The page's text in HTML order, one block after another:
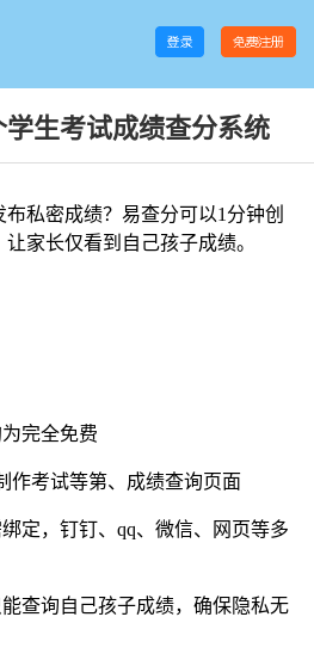
生考试成绩查分系统
私密成绩？易查分可以1分钟创
家长仅看到自己孩子成绩。
完全免费
作考试等第、成绩查询页面
定，钉钉、qq、微信、网页等多
查询自己孩子成绩，确保隐私无